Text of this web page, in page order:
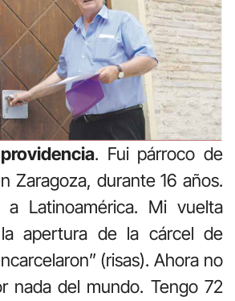
. Fui párroco de
Zaragoza, durante 16 años.
Latinoamérica. Mi vuelta
apertura de la cárcel de
(risas). Ahora no
nada del mundo. Tengo 72